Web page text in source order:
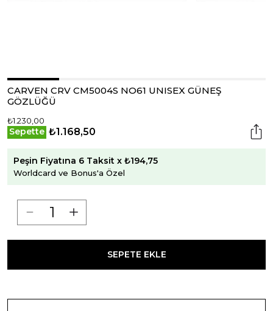
CARVEN CRV CM5004S NO61 UNISEX GÜNEŞ
GÖZLÜĞÜ
₺1.230,00
Sepette ₺1.168,50
Peşin Fiyatına 6 Taksit x ₺194,75
Worldcard ve Bonus'a Özel
SEPETE EKLE